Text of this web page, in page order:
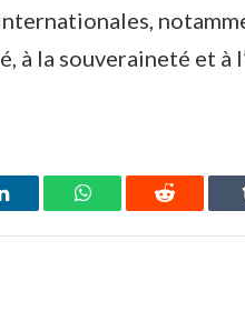
à la souveraineté et à
WhatsAppReddit